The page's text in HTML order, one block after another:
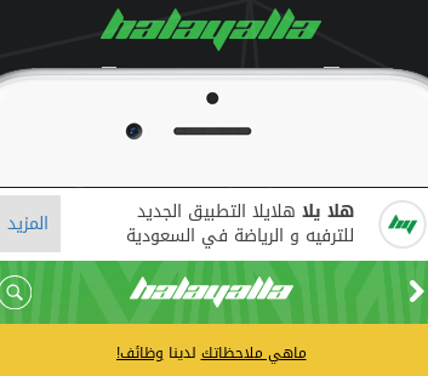
هلا يلا هلايلا التطبيق الجديد
للترفيه و الرياضة في السعودية المزيد
ماهي ملاحظاتكلديناوظائف!